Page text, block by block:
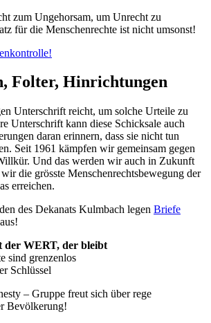
zum Ungehorsam, um Unrecht zu
für die Menschenrechte ist nicht umsonst!
Folter, Hinrichtungen
Unterschrift reicht, um solche Urteile zu
Unterschrift kann diese Schicksale auch
daran erinnern, dass sie nicht tun
Seit 1961 kämpfen wir gemeinsam gegen
Und das werden wir auch in Zukunft
die grösste Menschenrechtsbewegung der
erreichen.
des Dekanats Kulmbach legen Briefe
aus!
WERT, der bleibt
sind grenzenlos
Schlüssel
– Gruppe freut sich über rege
Bevölkerung!